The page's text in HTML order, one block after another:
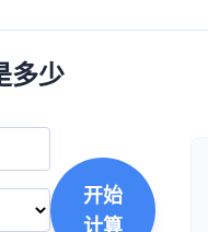
多少
开始
计算